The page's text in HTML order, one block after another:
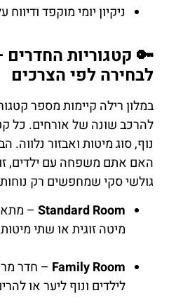
ניקיון יומי מוקפד
🔑 קטגוריות
לבחירה לפי הצרכים
במלון רילה קיימות מספר
להרכב שונה של אורחים. כל
נוף, סוג מיטות ואבזור נלווה.
האם אתם משפחה עם ילדים,
גולשי סקי שמחפשים רק נוחות
Standard Room
–
מיטה זוגית או שתי
Family Room – חדר
לילדים ונוף ליער או